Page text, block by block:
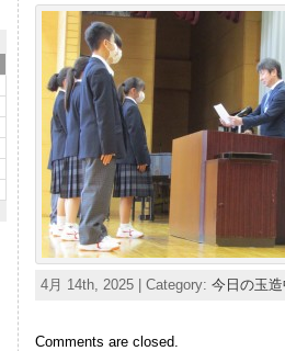
4月 14th, 2025 | Category: 今日の玉
Comments are closed.